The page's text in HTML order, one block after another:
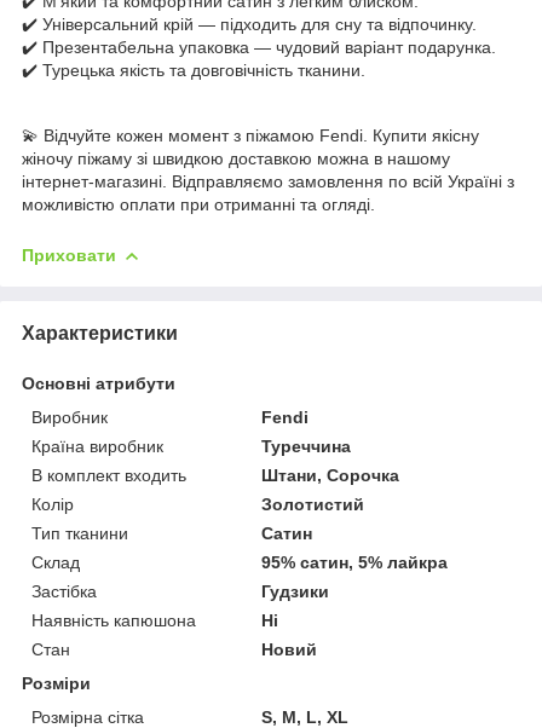
✔️ Універсальний крій — підходить для сну та відпочинку.
✔️ Презентабельна упаковка — чудовий варіант подарунка.
✔️ Турецька якість та довговічність тканини.
💫 Відчуйте кожен момент з піжамою Fendi. Купити якісну
жіночу піжаму зі швидкою доставкою можна в нашому
інтернет-магазині. Відправляємо замовлення по всій Україні з
можливістю оплати при отриманні та огляді.
Приховати
Характеристики
Основні атрибути
Виробник
Fendi
Країна виробник
Туреччина
В комплект входить
Штани, Сорочка
Колір
Золотистий
Тип тканини
Сатин
Склад
95% сатин, 5% лайкра
Застібка
Гудзики
Наявність капюшона
Ні
Стан
Новий
Розміри
Розмірна сітка
S, M, L, XL